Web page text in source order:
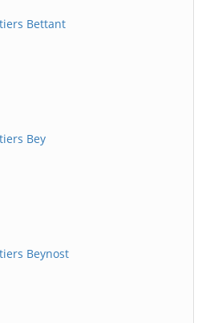
Bettant
Bey
Beynost